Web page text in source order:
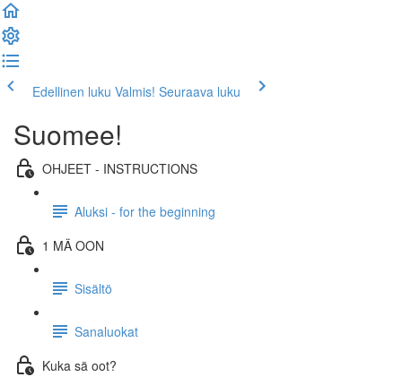
Edellinen luku Valmis! Seuraava luku
Suomee!
OHJEET - INSTRUCTIONS
Aluksi - for the beginning
1 MÄ OON
Sisältö
Sanaluokat
Kuka sä oot?